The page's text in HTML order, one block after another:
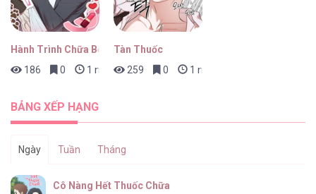
Hành Trình Chữa Bệnh Bám Chủ Của Cún Nhà Tôi
186
0 1 ngày trước
Tàn Thuốc
259
0 1 ngày trước
BẢNG XẾP HẠNG
Ngày Tuần Tháng
Cô Nàng Hết Thuốc Chữa